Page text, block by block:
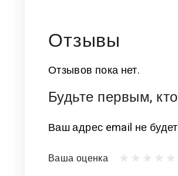
Отзывы
Отзывов пока нет.
Будьте первым,
Ваш адрес email не
Ваша оценка